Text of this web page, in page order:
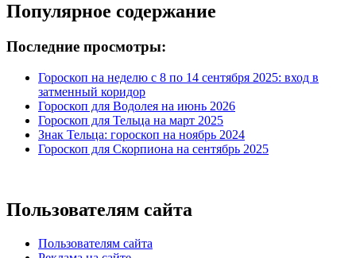
Популярное содержание
Последние просмотры:
Гороскоп на неделю с 8 по 14 сентября 2025: вход в
затменный коридор
Гороскоп для Водолея на июнь 2026
Гороскоп для Тельца на март 2025
Знак Тельца: гороскоп на ноябрь 2024
Гороскоп для Скорпиона на сентябрь 2025
Пользователям сайта
Пользователям сайта